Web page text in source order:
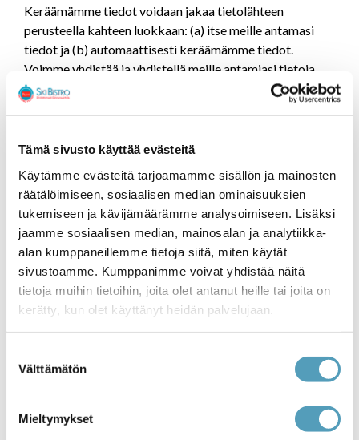
Tämä sivusto käyttää evästeitä
Käytämme evästeitä tarjoamamme sisällön ja mainosten
räätälöimiseen, sosiaalisen median ominaisuuksien
tukemiseen ja kävijämäärämme analysoimiseen. Lisäksi
jaamme sosiaalisen median, mainosalan ja analytiikka-
alan kumppaneillemme tietoja siitä, miten käytät
sivustoamme. Kumppanimme voivat yhdistää näitä
tietoja muihin tietoihin, joita olet antanut heille tai joita on
kerätty, kun olet käyttänyt heidän palvelujaan.
valinta
Välttämätön
Mieltymykset
Keräämämme tiedot voidaan jakaa tietolähteen
perusteella kahteen luokkaan: (a) itse meille antamasi
tiedot ja (b) automaattisesti keräämämme tiedot.
Voimme yhdistää ja yhdistellä meille antamiasi tietoja
automaattisesti keräämiimme tietoihin.
tietojasi kuten etu- ja sukunimen, puhelinnumeron,
sukupuolen, syntymäajan, lähiosoitteen, postinumeron,
postitoimipaikan, sähköpostiosoitteen ja valitsemasi
etukorttisi tyypin. Voimme kerätä myös muita meille
antamiasi tietoja. Lisäksi tallennamme rekisteriin tiedon
siitä, oletko antanut suostumuksen suoramarkkinointiin
lain tarkoittamien sähköisten välineiden kautta tai oletko
kieltänyt suoramarkkinoinnin.
automaattisesti tietoja tietokoneestasi tai
mobiililaitteestasi, kun käytät verkkosivustoamme.